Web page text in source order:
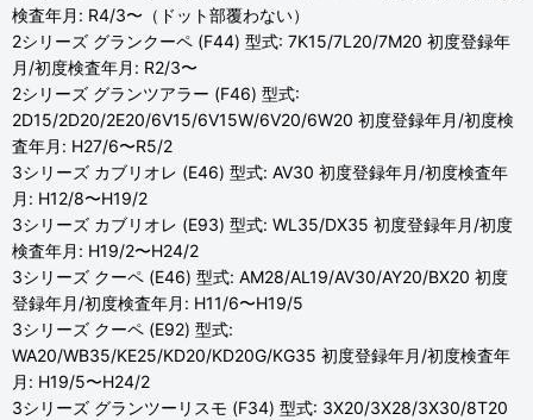
検査年月: R4/3〜（ドット部覆わない）
2シリーズ グランクーペ (F44) 型式: 7K15/7L20/7M20 初度登録年
月/初度検査年月: R2/3〜
2シリーズ グランツアラー (F46) 型式:
2D15/2D20/2E20/6V15/6V15W/6V20/6W20 初度登録年月/初度検
査年月: H27/6〜R5/2
3シリーズ カブリオレ (E46) 型式: AV30 初度登録年月/初度検査年
月: H12/8〜H19/2
3シリーズ カブリオレ (E93) 型式: WL35/DX35 初度登録年月/初度
検査年月: H19/2〜H24/2
3シリーズ クーペ (E46) 型式: AM28/AL19/AV30/AY20/BX20 初度
登録年月/初度検査年月: H11/6〜H19/5
3シリーズ クーペ (E92) 型式:
WA20/WB35/KE25/KD20/KD20G/KG35 初度登録年月/初度検査年
月: H19/5〜H24/2
3シリーズ グランツーリスモ (F34) 型式: 3X20/3X28/3X30/8T20